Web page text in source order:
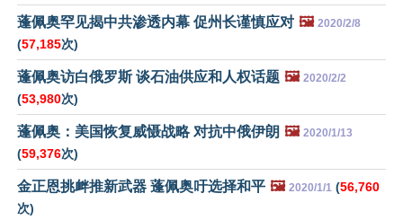
蓬佩奥罕见揭中共渗透内幕 促州长谨慎应对 🖼️ 2020/2/8
(57,185次)
蓬佩奥访白俄罗斯 谈石油供应和人权话题 🖼️ 2020/2/2
(53,980次)
蓬佩奥：美国恢复威慑战略 对抗中俄伊朗 🖼️ 2020/1/13
(59,376次)
金正恩挑衅推新武器 蓬佩奥吁选择和平 🖼️ 2020/1/1 (56,760
次)